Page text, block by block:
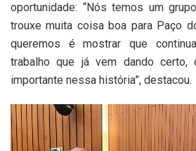
oportunidade: “Nós temos um
trouxe muita coisa boa para Paço
queremos é mostrar que
trabalho que já vem dando
importante nessa história”, destacou.